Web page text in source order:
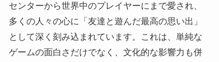
センターから世界中のプレイヤーにまで愛され、
多くの人々の心に「友達と遊んだ最高の思い出」
として深く刻み込まれています。これは、単純な
ゲームの面白さだけでなく、文化的な影響力も併